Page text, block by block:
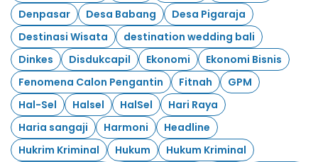
Denpasar
Desa Babang
Desa Pigaraja
Destinasi Wisata
destination wedding bali
Dinkes
Disdukcapil Ekonomi
Ekonomi Bisnis
Fenomena Calon Pengantin
Fitnah
GPM
Hal-Sel
Halsel HalSel
Hari Raya
Haria sangaji
Harmoni
Headline
Hukrim Kriminal
Hukum
Hukum Kriminal